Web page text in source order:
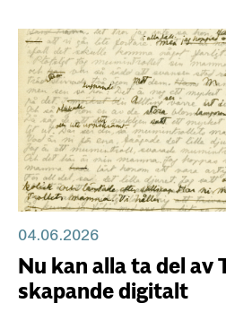
Nu kan alla ta del av
skapande digitalt
04.06.2026